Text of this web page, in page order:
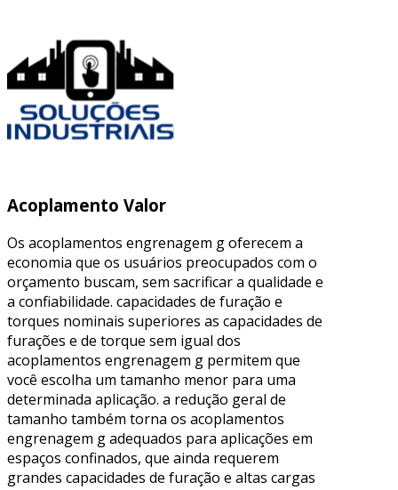
Acoplamento Valor
Os acoplamentos engrenagem g oferecem a
economia que os usuários preocupados com o
orçamento buscam, sem sacrificar a qualidade e
a confiabilidade. capacidades de furação e
torques nominais superiores as capacidades de
furações e de torque sem igual dos
acoplamentos engrenagem g permitem que
você escolha um tamanho menor para uma
determinada aplicação. a redução geral de
tamanho também torna os acoplamentos
engrenagem g adequados para aplicações em
espaços confinados, que ainda requerem
grandes capacidades de furação e altas cargas